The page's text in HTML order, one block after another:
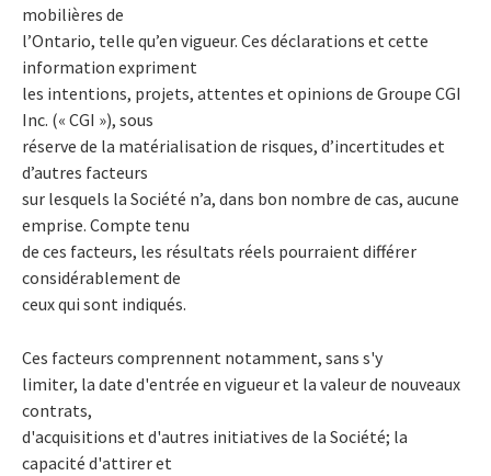
mobilières de
l’Ontario, telle qu’en vigueur. Ces déclarations et cette
information expriment
les intentions, projets, attentes et opinions de Groupe CGI
Inc. (« CGI »), sous
réserve de la matérialisation de risques, d’incertitudes et
d’autres facteurs
sur lesquels la Société n’a, dans bon nombre de cas, aucune
emprise. Compte tenu
de ces facteurs, les résultats réels pourraient différer
considérablement de
ceux qui sont indiqués.
Ces facteurs comprennent notamment, sans s'y
limiter, la date d'entrée en vigueur et la valeur de nouveaux
contrats,
d'acquisitions et d'autres initiatives de la Société; la
capacité d'attirer et